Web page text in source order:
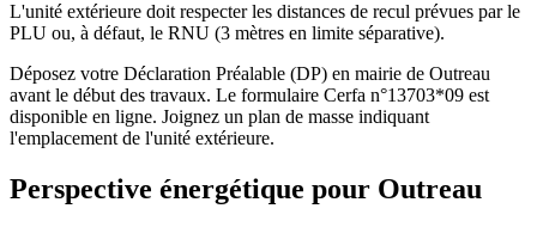
L'unité extérieure doit respecter les distances de recul prévues par le
PLU ou, à défaut, le RNU (3 mètres en limite séparative).
Déposez votre Déclaration Préalable (DP) en mairie de Outreau
avant le début des travaux. Le formulaire Cerfa n°13703*09 est
disponible en ligne. Joignez un plan de masse indiquant
l'emplacement de l'unité extérieure.
Perspective énergétique pour Outreau